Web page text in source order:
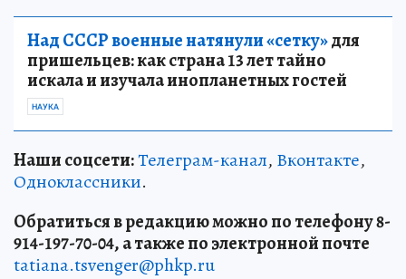
Над СССР военные натянули «сетку»для
пришельцев: как страна 13 лет тайно
искала и изучала инопланетных гостей
НАУКА
Наши соцсети:Телеграм-канал, Вконтакте,
Одноклассники.
Обратиться в редакцию можно по телефону 8-
914-197-70-04, а также по электронной почте
tatiana.tsvenger@phkp.ru